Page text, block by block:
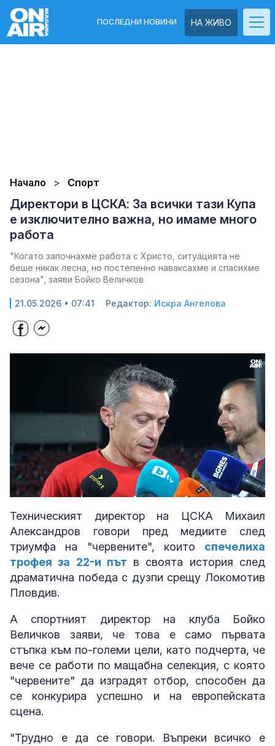
НА ЖИВО
ПОСЛЕДНИ НОВИНИ
Начало Спорт
Директори в ЦСКА: За всички тази Купа
е изключително важна, но имаме много
работа
"Когато започнахме работа с Христо, ситуацията не
беше никак лесна, но постепенно наваксахме и спасихме
сезона", заяви Бойко Величков
21.05.2026 • 07:41 Редактор: Искра Ангелова
Unmute Loaded
45.60%
Техническият директор на ЦСКА Михаил
Александров говори пред медиите след
триумфа на "червените", които спечелиха
трофея за 22-и път в своята история след
драматична победа с дузпи срещу Локомотив
Пловдив.
А спортният директор на клуба Бойко
Величков заяви, че това е само първата
стъпка към по-големи цели, като подчерта, че
вече се работи по мащабна селекция, с която
"червените" да изградят отбор, способен да
се конкурира успешно и на европейската
сцена.
"Трудно е да се говори. Въпреки всичко е